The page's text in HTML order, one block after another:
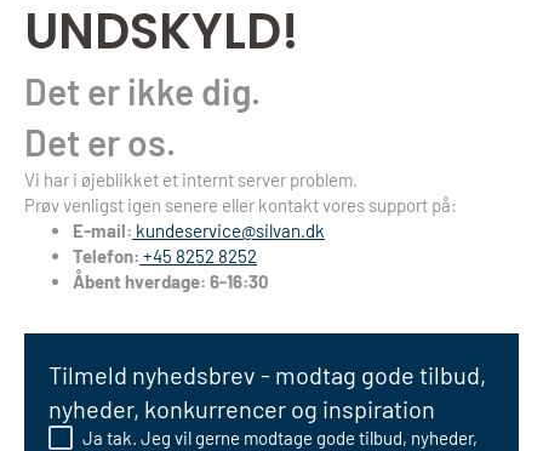
UNDSKYLD!
Det er ikke dig.
Det er os.
Vi har i øjeblikket et internt server problem.
Prøv venligst igen senere eller kontakt vores support på:
E-mail: kundeservice@silvan.dk
Telefon: +45 8252 8252
Åbent hverdage: 6-16:30
Tilmeld nyhedsbrev - modtag gode tilbud,
nyheder, konkurrencer og inspiration
Ja tak. Jeg vil gerne modtage gode tilbud, nyheder,